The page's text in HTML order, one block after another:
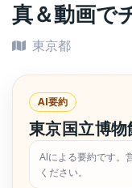
真＆動画で
東京都
AI要約
東京国立博物
AIによる要約です。
ください。